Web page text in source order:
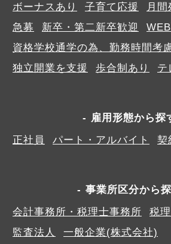
ボーナスあり
子育て応援
月
急募
新卒・第二新卒歓迎
資格学校通学の為、勤務時間考
独立開業を支援
歩合制あり テ
雇用形態から探
正社員
パート・アルバイト 契
事業所区分から
会計事務所・税理士事務所
税
監査法人
一般企業(株式会社)